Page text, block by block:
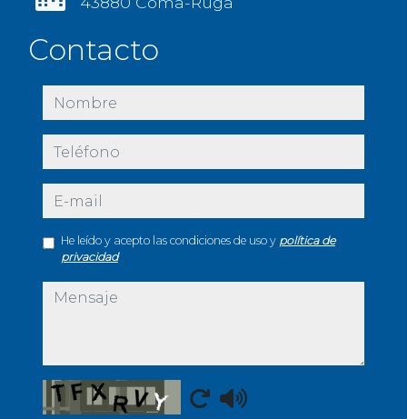
Contacto
nombre
teléfono
e-mail
He leído y acepto las condiciones de uso y política de
privacidad
mensaje
Captcha